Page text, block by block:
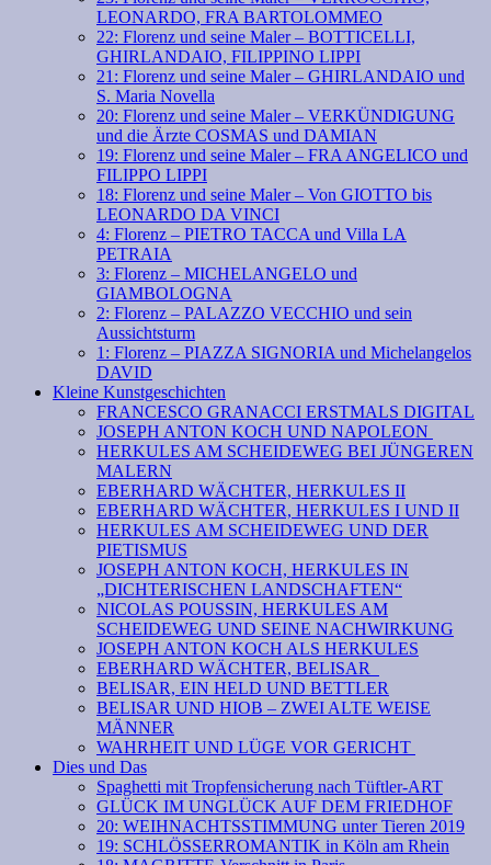
LEONARDO, FRA BARTOLOMMEO
22: Florenz und seine Maler – BOTTICELLI,
GHIRLANDAIO, FILIPPINO LIPPI
21: Florenz und seine Maler – GHIRLANDAIO und
S. Maria Novella
20: Florenz und seine Maler – VERKÜNDIGUNG
und die Ärzte COSMAS und DAMIAN
19: Florenz und seine Maler – FRA ANGELICO und
FILIPPO LIPPI
18: Florenz und seine Maler – Von GIOTTO bis
LEONARDO DA VINCI
4: Florenz – PIETRO TACCA und Villa LA
PETRAIA
3: Florenz – MICHELANGELO und
GIAMBOLOGNA
2: Florenz – PALAZZO VECCHIO und sein
Aussichtsturm
1: Florenz – PIAZZA SIGNORIA und Michelangelos
DAVID
Kleine Kunstgeschichten
FRANCESCO GRANACCI ERSTMALS DIGITAL
JOSEPH ANTON KOCH UND NAPOLEON
HERKULES AM SCHEIDEWEG BEI JÜNGEREN
MALERN
EBERHARD WÄCHTER, HERKULES II
EBERHARD WÄCHTER, HERKULES I UND II
HERKULES AM SCHEIDEWEG UND DER
PIETISMUS
JOSEPH ANTON KOCH, HERKULES IN
„DICHTERISCHEN LANDSCHAFTEN“
NICOLAS POUSSIN, HERKULES AM
SCHEIDEWEG UND SEINE NACHWIRKUNG
JOSEPH ANTON KOCH ALS HERKULES
EBERHARD WÄCHTER, BELISAR
BELISAR, EIN HELD UND BETTLER
BELISAR UND HIOB – ZWEI ALTE WEISE
MÄNNER
WAHRHEIT UND LÜGE VOR GERICHT
Dies und Das
Spaghetti mit Tropfensicherung nach Tüftler-ART
GLÜCK IM UNGLÜCK AUF DEM FRIEDHOF
20: WEIHNACHTSSTIMMUNG unter Tieren 2019
19: SCHLÖSSERROMANTIK in Köln am Rhein